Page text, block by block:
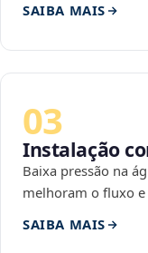
SAIBA MAIS
03
Instalação
Baixa pressão na
melhoram o fluxo
SAIBA MAIS